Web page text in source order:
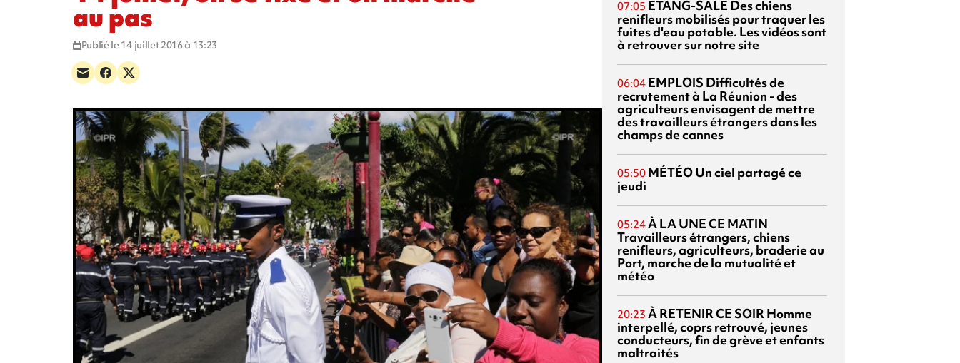
au pas
Publié le 14 juillet 2016 à 13:23
07:05 ETANG-SALÉ Des chiens
renifleurs mobilisés pour traquer les
fuites d'eau potable. Les vidéos sont
à retrouver sur notre site
06:04 EMPLOIS Difficultés de
recrutement à La Réunion - des
agriculteurs envisagent de mettre
des travailleurs étrangers dans les
champs de cannes
05:50 MÉTÉOUn ciel partagé ce
jeudi
05:24À LA UNE CE MATIN
Travailleurs étrangers, chiens
renifleurs, agriculteurs, braderie au
Port, marche de la mutualité et
météo
20:23 À RETENIR CE SOIR Homme
interpellé, coprs retrouvé, jeunes
conducteurs, fin de grève et enfants
maltraités